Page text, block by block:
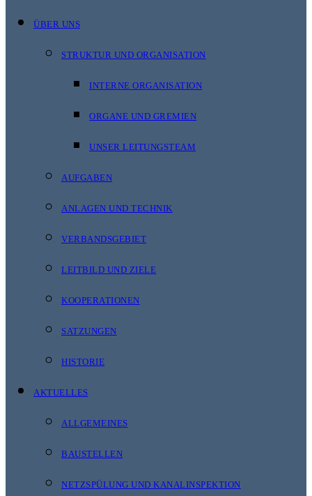
ÜBER UNS
STRUKTUR UND ORGANISATION
INTERNE ORGANISATION
ORGANE UND GREMIEN
UNSER LEITUNGSTEAM
AUFGABEN
ANLAGEN UND TECHNIK
VERBANDSGEBIET
LEITBILD UND ZIELE
KOOPERATIONEN
SATZUNGEN
HISTORIE
AKTUELLES
ALLGEMEINES
BAUSTELLEN
NETZSPÜLUNG UND KANALINSPEKTION